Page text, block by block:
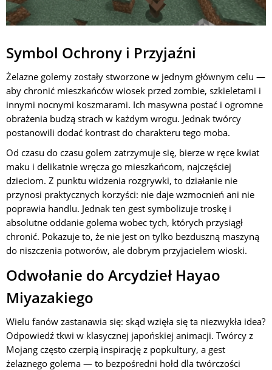
Symbol Ochrony i Przyjaźni
Żelazne golemy zostały stworzone w jednym głównym celu —
aby chronić mieszkańców wiosek przed zombie, szkieletami i
innymi nocnymi koszmarami. Ich masywna postać i ogromne
obrażenia budzą strach w każdym wrogu. Jednak twórcy
postanowili dodać kontrast do charakteru tego moba.
Od czasu do czasu golem zatrzymuje się, bierze w ręce kwiat
maku i delikatnie wręcza go mieszkańcom, najczęściej
dzieciom. Z punktu widzenia rozgrywki, to działanie nie
przynosi praktycznych korzyści: nie daje wzmocnień ani nie
poprawia handlu. Jednak ten gest symbolizuje troskę i
absolutne oddanie golema wobec tych, których przysiągł
chronić. Pokazuje to, że nie jest on tylko bezduszną maszyną
do niszczenia potworów, ale dobrym przyjacielem wioski.
Odwołanie do Arcydzieł Hayao
Miyazakiego
Wielu fanów zastanawia się: skąd wzięła się ta niezwykła idea?
Odpowiedź tkwi w klasycznej japońskiej animacji. Twórcy z
Mojang często czerpią inspirację z popkultury, a gest
żelaznego golema — to bezpośredni hołd dla twórczości